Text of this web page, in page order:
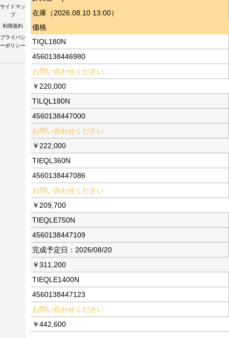
サイトマッ
プ
利用規約
プライバシ
ーポリシー
在庫（2026.08.10 13:00）
価格
TIQL180N
4560138446980
お問い合わせください
￥220,000
TILQL180N
4560138447000
お問い合わせください
￥222,000
TIEQL360N
4560138447086
お問い合わせください
￥209,700
TIEQLE750N
4560138447109
完成予定日：2026/08/20
￥311,200
TIEQLE1400N
4560138447123
お問い合わせください
￥442,600